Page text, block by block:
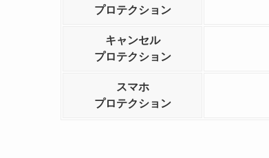
プロテクション
キャンセル
プロテクション
スマホ
プロテクション